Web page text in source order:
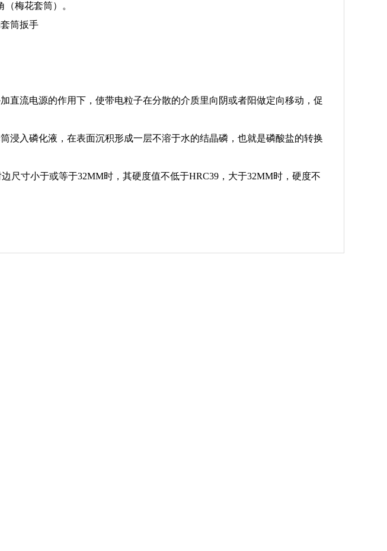
（梅花套筒）。
筒扳手
直流电源的作用下，使带电粒子在分散的介质里向阴或者阳做定向移动，促
浸入磷化液，在表面沉积形成一层不溶于水的结晶磷，也就是磷酸盐的转换
尺寸小于或等于32MM时，其硬度值不低于HRC39，大于32MM时，硬度不